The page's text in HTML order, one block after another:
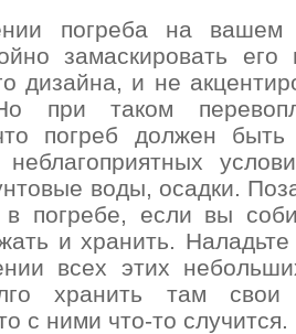
погреба на вашем
замаскировать его
дизайна, и не
при таком
погреб должен быть
воды, осадки.
в погребе, если вы
и хранить.
всех этих
хранить там
с ними что-то случится.